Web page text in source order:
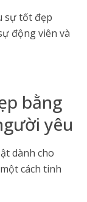
sự tốt đẹp
động viên và
bằng
yêu
dành cho
cách tinh